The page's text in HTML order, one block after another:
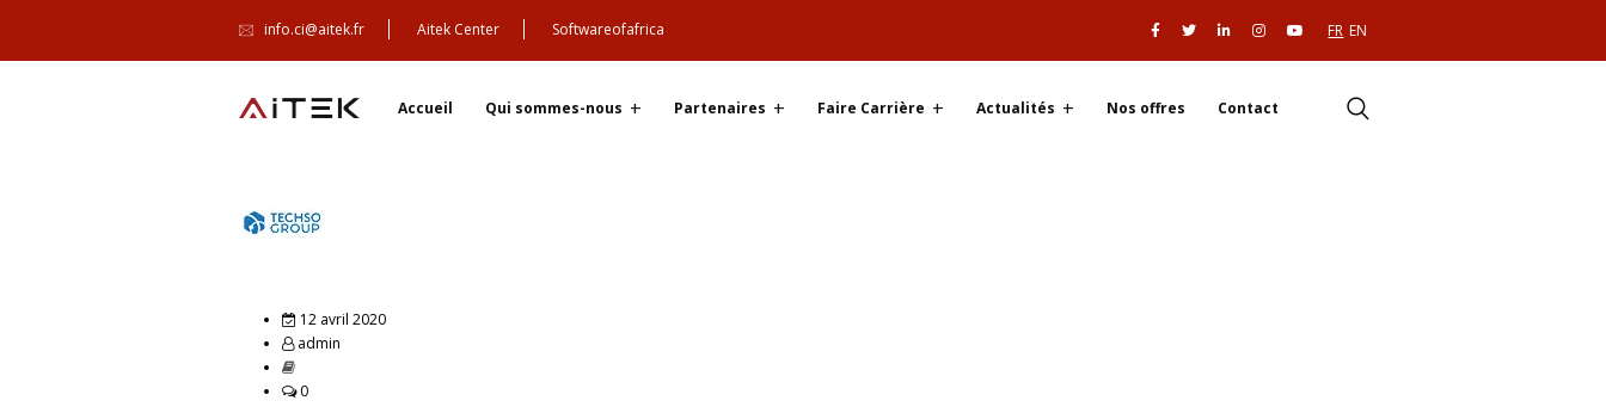
info.ci@aitek.fr Aitek Center Softwareofafrica FR EN
Accueil Qui sommes-nous Partenaires Faire Carrière Actualités Nos offres Contact
12 avril 2020
admin
0